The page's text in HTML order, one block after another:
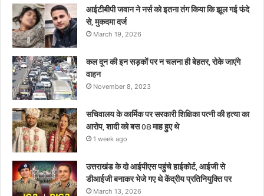
आईटीबीपी जवान ने नर्स को इतना तंग किया कि झूल गई फंदे
से, मुकदमा दर्ज
March 19, 2026
कल दून की इन सड़कों पर न चलना ही बेहतर, रोके जाएंगे
वाहन
November 8, 2023
सचिवालय के कार्मिक पर सरकारी शिक्षिका पत्नी की हत्या का
आरोप, शादी को बस 08 माह हुए थे
1 week ago
उत्तराखंड के दो आईपीएस पहुंचे हाईकोर्ट, आईजी से
डीआईजी बनाकर भेजे गए थे केंद्रीय प्रतिनियुक्ति पर
March 13, 2026